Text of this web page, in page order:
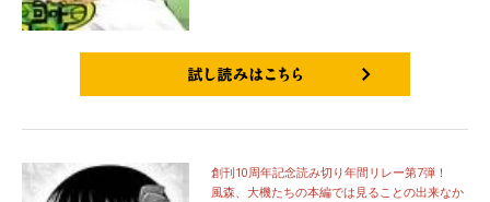
創刊10周年記念読み切り年間リレー第7弾！
風森、大機たちの本編では見ることの出来なか